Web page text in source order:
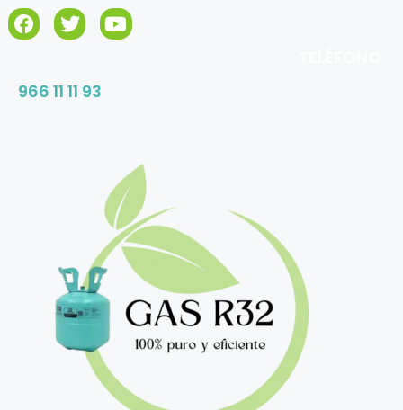
966 11 11 93